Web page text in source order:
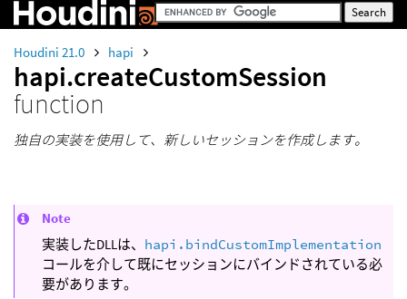
Houdini 21.0 hapi
hapi.createCustomSession
function
独自の実装を使用して、新しいセッションを作成します。
Note
実装したDLLは、 hapi.bindCustomImplementation
コールを介して既にセッションにバインドされている必
要があります。